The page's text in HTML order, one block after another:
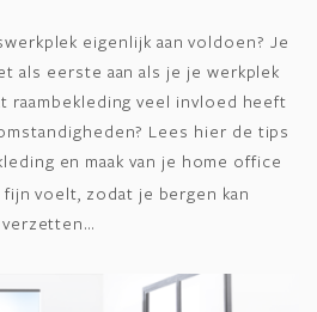
eigenlijk aan voldoen? Je
als eerste aan als je je werkplek
raambekleding veel invloed heeft
Lees hier de tips
en maak van je home office
voelt, zodat je bergen kan
verzetten…